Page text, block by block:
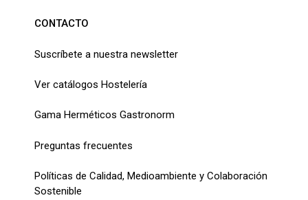
CONTACTO
Suscríbete a nuestra newsletter
Ver catálogos Hostelería
Gama Herméticos Gastronorm
Preguntas frecuentes
Políticas de Calidad, Medioambiente y Colaboración
Sostenible